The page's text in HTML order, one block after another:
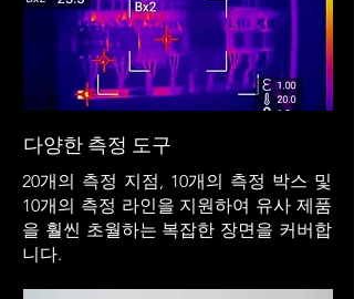
다양한 측정 도구
20개의 측정 지점, 10개의 측정 박스 및
10개의 측정 라인을 지원하여 유사 제품
을 훨씬 초월하는 복잡한 장면을 커버합
니다.